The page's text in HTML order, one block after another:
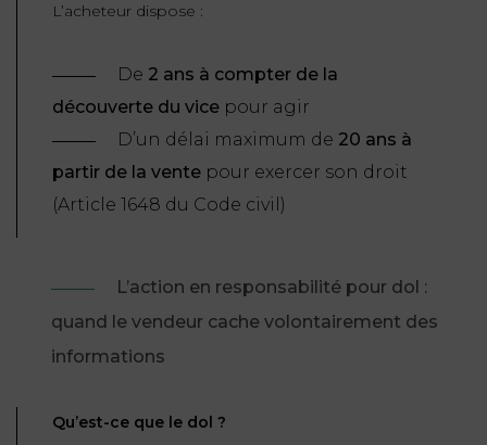
L’acheteur dispose :
De 2 ans à compter de la
découverte du vice pour agir
D’un délai maximum de 20 ans à
partir de la vente pour exercer son droit
(Article 1648 du Code civil )
L’action en responsabilité pour dol :
quand le vendeur cache volontairement des
informations
Qu’est-ce que le dol ?